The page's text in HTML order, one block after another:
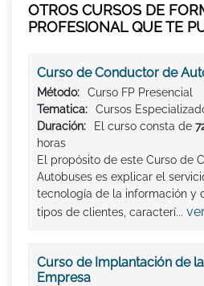
OTROS CURSOS DE
PROFESIONAL QUE TE
Curso de Conductor de
Método:
Curso FP Presencial
Tematica:
Cursos
Duración:
El curso consta de
horas
El propósito de este Curso de
Autobuses es explicar el
tecnología de la información y
tipos de clientes, caracterí...
Curso de Implantación de
Empresa